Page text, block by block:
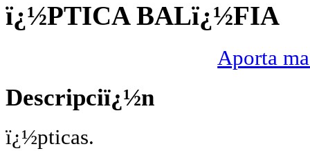
ï¿½PTICA BALï¿½FIA
Aporta
Descripciï¿½n
ï¿½pticas.